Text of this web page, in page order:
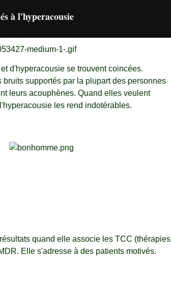
à l'hyperacousie
d'hyperacousie se trouvent coincées.
supportés par la plupart des personnes
leurs acouphènes. Quand elles veulent
les rend indotérables.
quand elle associe les TCC (thérapies
Elle s'adresse à des patients motivés.